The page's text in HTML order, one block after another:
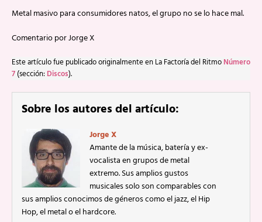
Metal masivo para consumidores natos, el grupo no se lo hace mal.
Comentario por Jorge X
Este artículo fue publicado originalmente en La Factoría del Ritmo Número
7 (sección: Discos).
Sobre los autores del artículo:
Jorge X
Amante de la música, batería y ex-
vocalista en grupos de metal
extremo. Sus amplios gustos
musicales solo son comparables con
sus amplios conocimos de géneros como el jazz, el Hip
Hop, el metal o el hardcore.